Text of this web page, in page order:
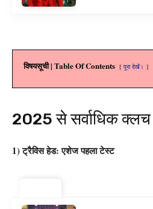
विषयसूची | Table Of Contents पूरा देखें।
2025 से सर्वाधिक क्लच
1) ट्रैविस हेड: एशेज पहला टेस्ट